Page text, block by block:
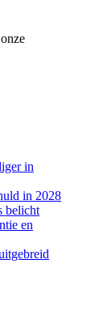
in
in 2028
belicht
en